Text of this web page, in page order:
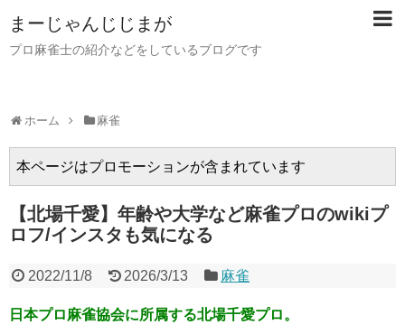
まーじゃんじじまが
プロ麻雀士の紹介などをしているブログです
ホーム 麻雀
本ページはプロモーションが含まれています
【北場千愛】年齢や大学など麻雀プロのwikiプ
ロフ/インスタも気になる
2022/11/8 2026/3/13 麻雀
日本プロ麻雀協会に所属する北場千愛プロ。